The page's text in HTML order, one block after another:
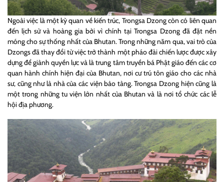
Ngoài việc là một kỳ quan về kiến trúc, Trongsa Dzong còn có liên quan
đến lịch sử và hoàng gia bởi vì chính tại Trongsa Dzong đã đặt nền
móng cho sự thống nhất của Bhutan. Trong những năm qua, vai trò của
Dzongs đã thay đổi từ việc trở thành một pháo đài chiến lược được xây
dựng để giành quyền lực và là trung tâm truyền bá Phật giáo đến các cơ
quan hành chính hiện đại của Bhutan, nơi cư trú tôn giáo cho các nhà
sư, cũng như là nhà của các viện bảo tàng. Trongsa Dzong hiện cũng là
một trong những tu viện lớn nhất của Bhutan và là nơi tổ chức các lễ
hội địa phương.